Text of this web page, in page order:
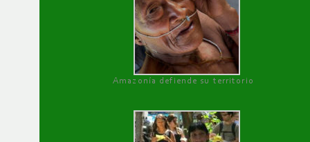
Amazonía defiende su territorio